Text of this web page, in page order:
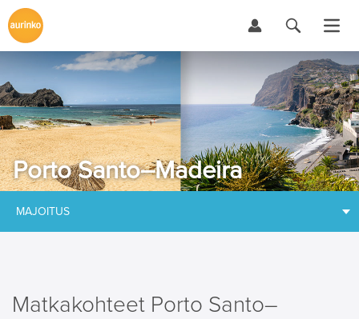
Porto Santo–Madeira
MAJOITUS
Matkakohteet Porto Santo–